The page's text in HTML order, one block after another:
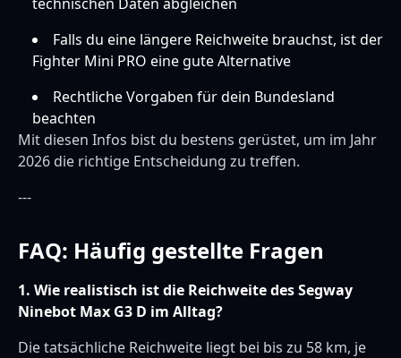
Falls du eine längere Reichweite brauchst, ist der
Fighter Mini PRO eine gute Alternative
Rechtliche Vorgaben für dein Bundesland
beachten
Mit diesen Infos bist du bestens gerüstet, um im Jahr
2026 die richtige Entscheidung zu treffen.
---
FAQ: Häufig gestellte Fragen
1. Wie realistisch ist die Reichweite des Segway
Ninebot Max G3 D im Alltag?
Die tatsächliche Reichweite liegt bei bis zu 58 km, je